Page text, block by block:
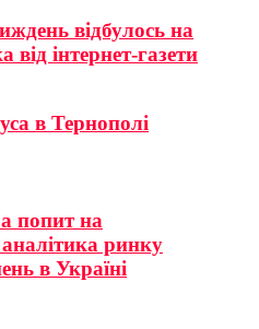
відбулось на
від інтернет-газети
в Тернополі
попит на
ринку
в Україні